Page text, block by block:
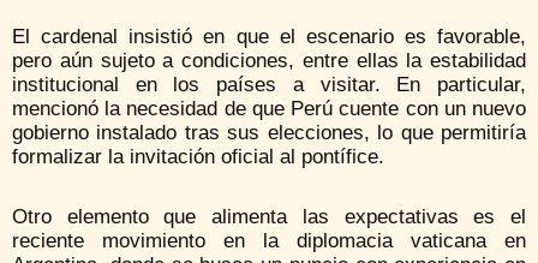
El cardenal insistió en que el escenario es favorable,
pero aún sujeto a condiciones, entre ellas la estabilidad
institucional en los países a visitar. En particular,
mencionó la necesidad de que Perú cuente con un nuevo
gobierno instalado tras sus elecciones, lo que permitiría
formalizar la invitación oficial al pontífice.
Otro elemento que alimenta las expectativas es el
reciente movimiento en la diplomacia vaticana en